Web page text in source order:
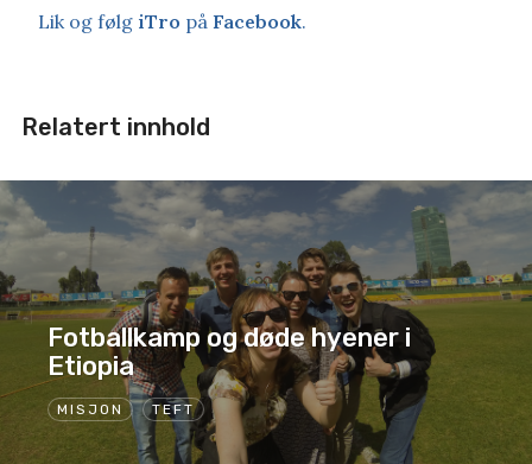
Lik og følg iTro på Facebook.
Relatert innhold
MISJON TEFT
Fotballkamp og døde hyener i
Etiopia